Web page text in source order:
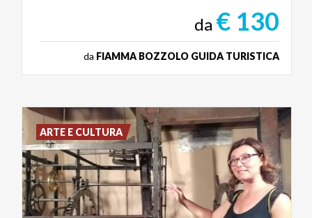
da € 130
da FIAMMA BOZZOLO GUIDA TURISTICA
ARTE E CULTURA